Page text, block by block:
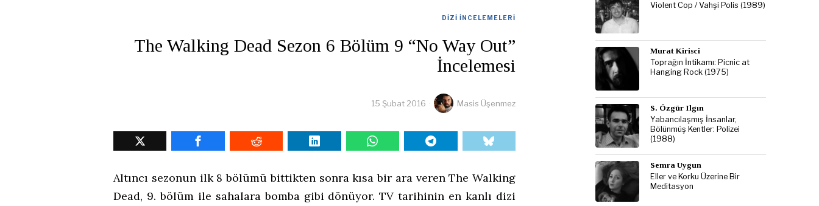
DIZI İNCELEMELERI
The Walking Dead Sezon 6 Bölüm 9 “No Way Out”
İncelemesi
15 Şubat 2016 Masis Üşenmez
Altıncı sezonun ilk 8 bölümü bittikten sonra kısa bir ara veren The Walking
Dead, 9. bölüm ile sahalara bomba gibi dönüyor. TV tarihinin en kanlı dizi
Violent Cop / Vahşi Polis (1989)
Murat Kirisci
Toprağın İntikamı: Picnic at
Hanging Rock (1975)
S. Özgür Ilgın
Yabancılaşmış İnsanlar,
Bölünmüş Kentler: Polizei
(1988)
Semra Uygun
Eller ve Korku Üzerine Bir
Meditasyon